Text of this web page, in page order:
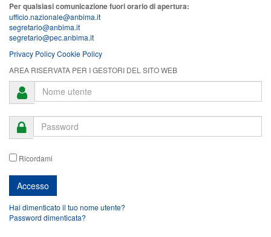
Per qualsiasi comunicazione fuori orario di apertura:
ufficio.nazionale@anbima.it
segretario@anbima.it
segretario@pec.anbima.it
Privacy PolicyCookie Policy
AREA RISERVATA PER I GESTORI DEL SITO WEB
Ricordami
Hai dimenticato il tuo nome utente?
Password dimenticata?